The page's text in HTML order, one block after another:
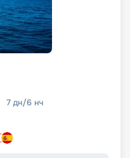
7 дн/6 нч